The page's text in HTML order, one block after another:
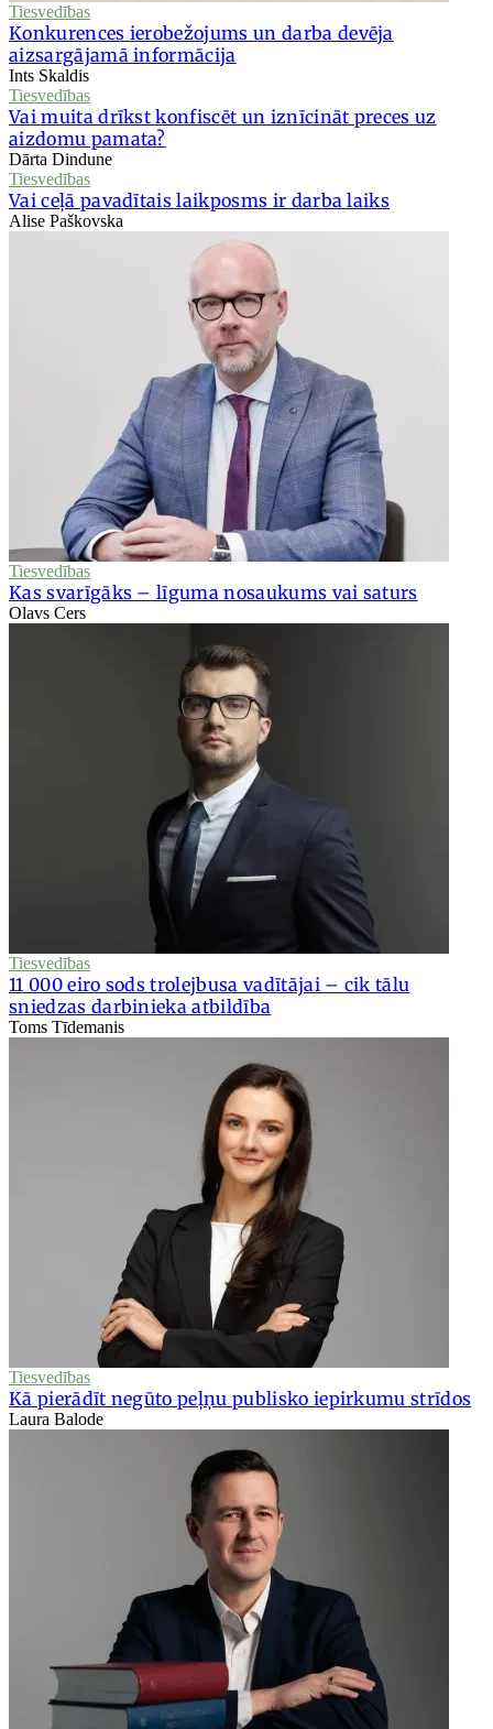
Tiesvedības
Konkurences ierobežojums un darba devēja
aizsargājamā informācija
Ints Skaldis
Tiesvedības
Vai muita drīkst konfiscēt un iznīcināt preces uz
aizdomu pamata?
Dārta Dindune
Tiesvedības
Vai ceļā pavadītais laikposms ir darba laiks
Alise Paškovska
Tiesvedības
Kas svarīgāks – līguma nosaukums vai saturs
Olavs Cers
Tiesvedības
11 000 eiro sods trolejbusa vadītājai – cik tālu
sniedzas darbinieka atbildība
Toms Tīdemanis
Tiesvedības
Kā pierādīt negūto peļņu publisko iepirkumu strīdos
Laura Balode